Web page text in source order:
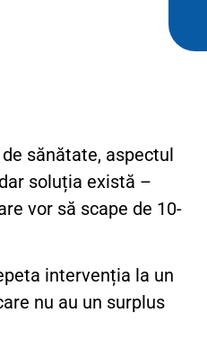
sănătate, aspectul
soluția există –
vor să scape de 10-
intervenția la un
nu au un surplus